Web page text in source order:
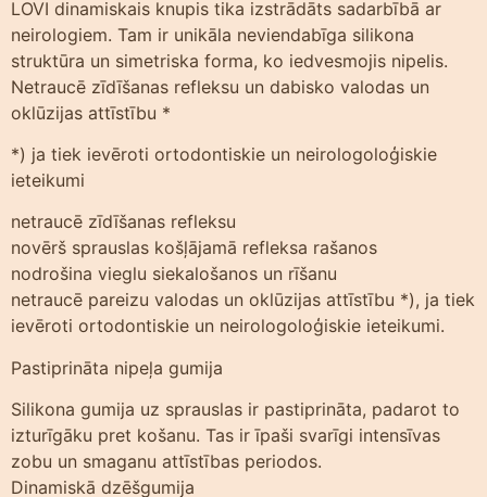
LOVI dinamiskais knupis tika izstrādāts sadarbībā ar
neirologiem. Tam ir unikāla neviendabīga silikona
struktūra un simetriska forma, ko iedvesmojis nipelis.
Netraucē zīdīšanas refleksu un dabisko valodas un
oklūzijas attīstību *
*) ja tiek ievēroti ortodontiskie un neirologoloģiskie
ieteikumi
netraucē zīdīšanas refleksu
novērš sprauslas košļājamā refleksa rašanos
nodrošina vieglu siekalošanos un rīšanu
netraucē pareizu valodas un oklūzijas attīstību *), ja tiek
ievēroti ortodontiskie un neirologoloģiskie ieteikumi.
Pastiprināta nipeļa gumija
Silikona gumija uz sprauslas ir pastiprināta, padarot to
izturīgāku pret košanu. Tas ir īpaši svarīgi intensīvas
zobu un smaganu attīstības periodos.
Dinamiskā dzēšgumija